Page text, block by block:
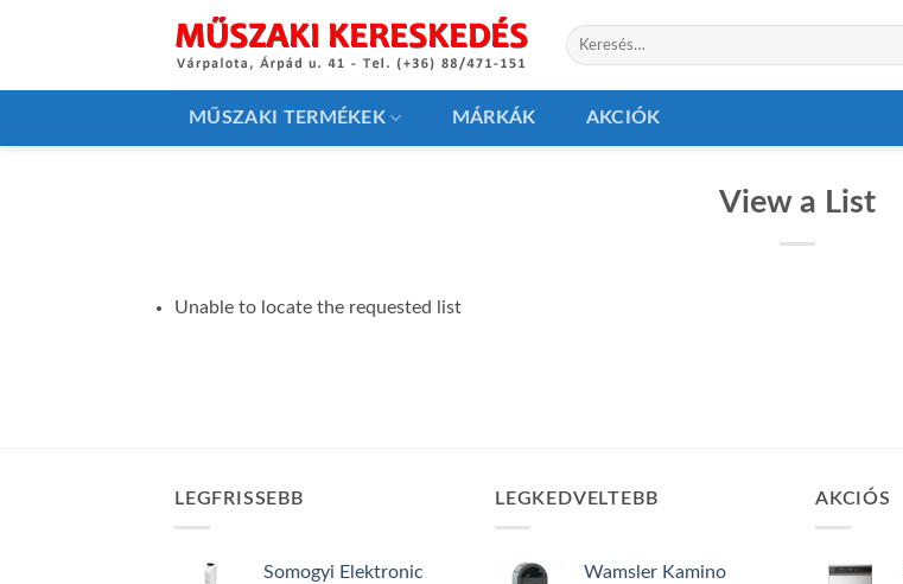
Keresés
a
MŰSZAKI TERMÉKEK MÁRKÁK AKCIÓK
View a List
Unable to locate the requested list
LEGFRISSEBB
Somogyi Elektronic
LEGKEDVELTEBB
Wamsler Kamino
AKCIÓS